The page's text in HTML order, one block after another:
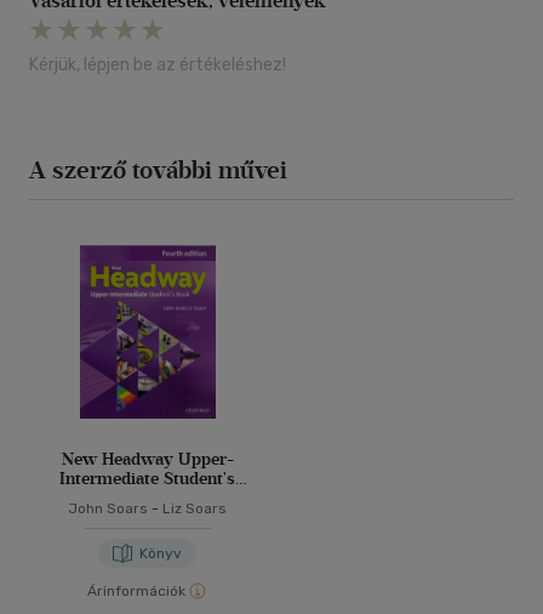
Kérjük, lépjen be az értékeléshez!
A szerző további művei
New Headway Upper-
Intermediate Student's
John Soars - Liz Soars
Könyv
Árinformációk